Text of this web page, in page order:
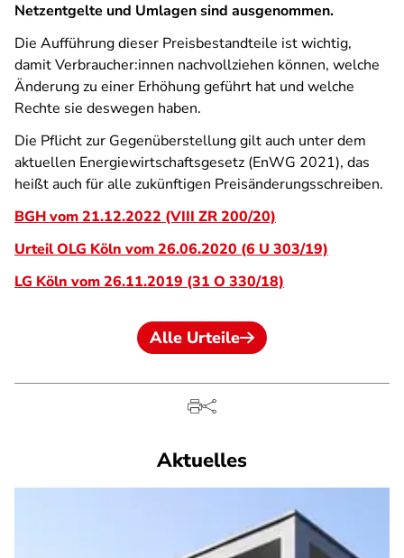
Netzentgelte und Umlagen sind ausgenommen.
Die Aufführung dieser Preisbestandteile ist wichtig,
damit Verbraucher:innen nachvollziehen können, welche
Änderung zu einer Erhöhung geführt hat und welche
Rechte sie deswegen haben.
Die Pflicht zur Gegenüberstellung gilt auch unter dem
aktuellen Energiewirtschaftsgesetz (EnWG 2021), das
heißt auch für alle zukünftigen Preisänderungsschreiben.
BGH vom 21.12.2022 (VIII ZR 200/20)
Urteil OLG Köln vom 26.06.2020 (6 U 303/19)
LG Köln vom 26.11.2019 (31 O 330/18)
Alle Urteile
Aktuelles